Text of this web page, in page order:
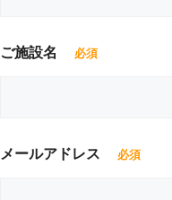
ご施設名
メールアドレス